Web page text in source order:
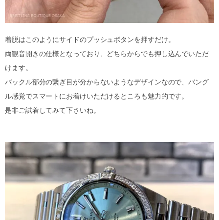
着脱はこのようにサイドのプッシュボタンを押すだけ。
両観音開きの仕様となっており、どちらからでも押し込んでいただ
けます。
バックル部分の繋ぎ目が分からないようなデザインなので、バング
ル感覚でスマートにお着けいただけるところも魅力的です。
是非ご試着してみて下さいね。